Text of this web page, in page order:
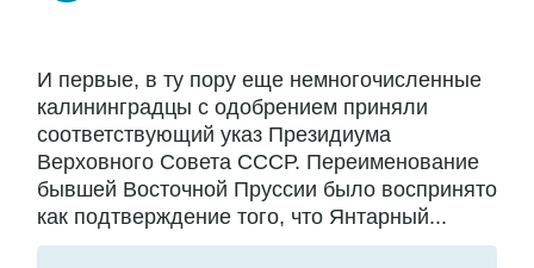
И первые, в ту пору еще немногочисленные
калининградцы с одобрением приняли
соответствующий указ Президиума
Верховного Совета СССР. Переименование
бывшей Восточной Пруссии было воспринято
как подтверждение того, что Янтарный...